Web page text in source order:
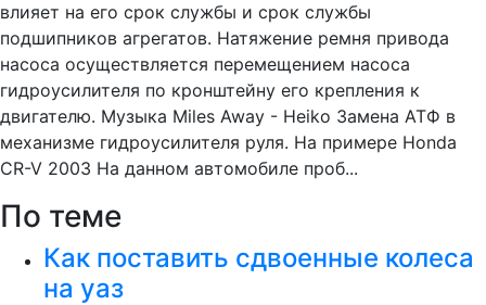
влияет на его срок службы и срок службы
подшипников агрегатов. Натяжение ремня привода
насоса осуществляется перемещением насоса
гидроусилителя по кронштейну его крепления к
двигателю. Музыка Miles Away - Heiko Замена АТФ в
механизме гидроусилителя руля. На примере Honda
CR-V 2003 На данном автомобиле проб...
По теме
Как поставить сдвоенные колеса
на уаз